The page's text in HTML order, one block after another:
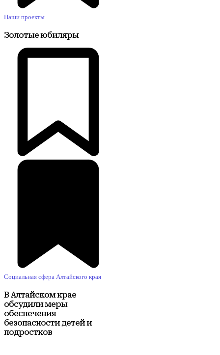
Наши проекты
Золотые юбиляры
Социальная сфера Алтайского края
В Алтайском крае
обсудили меры
обеспечения
безопасности детей и
подростков